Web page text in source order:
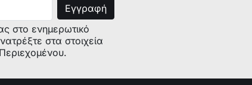
στο ενημερωτικό
στα στοιχεία